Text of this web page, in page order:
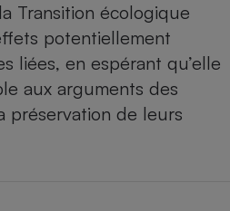
Transition écologique
potentiellement
liées, en espérant qu’elle
aux arguments des
préservation de leurs